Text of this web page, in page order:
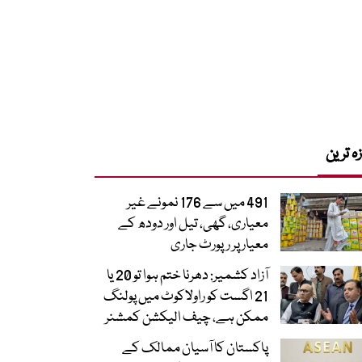
ترین
491 میں سے 176 نمونے غیر
معیاری، گھی، تیل اور دودھ کے
معیار پر رپورٹ جاری
آزاد کشمیر: دھرنا ختم ہوا تو 20 یا
21 اگست کو راولاکوٹ میں پولنگ
ممکن ہے، چیف الیکشن کمشنر
پاکستان کا آسیان ممالک کے